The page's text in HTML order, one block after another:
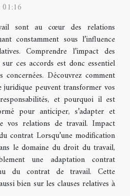
sont au cœur des relations
constamment sous l’influence
Comprendre l’impact des
ces accords est donc essentiel
Découvrez comment
peuvent transformer vos
et pourquoi il est
pour anticiper, s’adapter et
vos relations de travail. Impact
contrat Lorsqu’une modification
le domaine du droit du travail,
une adaptation contrat
du contrat de travail. Cette
bien sur les clauses relatives à